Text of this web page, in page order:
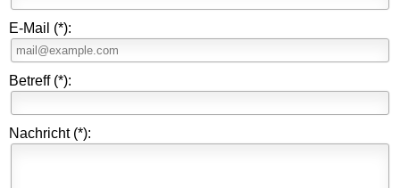
Vereinsgruppen
Vereinshaus
Projekte
E-Mail (*):
Betreff(*):
Nachricht(*):